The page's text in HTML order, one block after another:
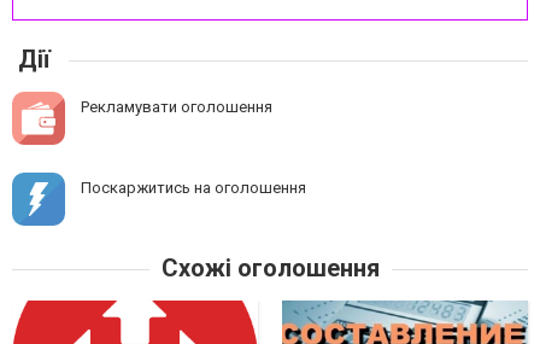
Дії
Рекламувати оголошення
Поскаржитись на оголошення
Схожі оголошення